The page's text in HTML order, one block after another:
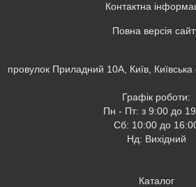
Контактна
Повна версія
провулок Приладний 10А, Київ, Київська
Графік роботи:
Пн - Пт: з 9:00 до
Сб: 10:00 до
Нд: Вихідний
Каталог